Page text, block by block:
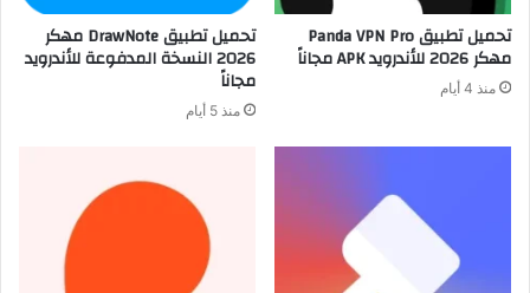
تحميل تطبيق Panda VPN Pro
مهكر 2026 للأندرويد APK مجاناً
منذ 4 أيام
تحميل تطبيق DrawNote مهكر
2026 النسخة المدفوعة للأندرويد
مجاناً
منذ 5 أيام